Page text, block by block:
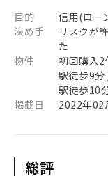
目的
信用(ロー
決め手
リスクが
た
物件
初回購入2
駅徒歩9
駅徒歩10
掲載日
2022年02
総評